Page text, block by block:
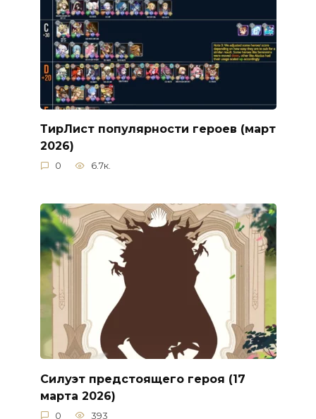
ТирЛист популярности героев (март
2026)
0 6.7к.
Силуэт предстоящего героя (17
марта 2026)
0 393